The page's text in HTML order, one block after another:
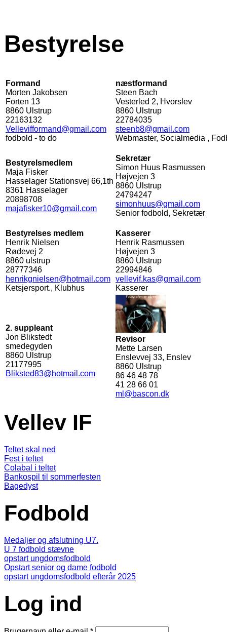
Bestyrelse
Formand
Morten Jakobsen
Forten 13
8860 Ulstrup
22163132
Vellevifformand@gmail.com
fodbold - to do
næstformand
Steen Bach
Vesterled 2, Hvorslev
8860 Ulstrup
22784035
steenb8@gmail.com
Webmaster, Socialmedia ,
Bestyrelsmedlem
Maja Fisker
Hasselager Stationsvej 66,1th
8361 Hasselager
20898708
majafisker10@gmail.com
Sekretær
Simon Huus Rasmussen
Højvejen 3
8860 Ulstrup
24794247
simonhuus@gmail.com
Senior fodbold, Sekretær
Bestyrelses medlem
Henrik Nielsen
Rødevej 2
8860 ulstrup
28777346
henrikgnielsen@hotmail.com
Ketsjersport., Klubhus
Kasserer
Henrik Rasmussen
Højvejen 3
8860 Ulstrup
22994846
vellevif.kas@gmail.com
Kasserer
2. suppleant
Jon Blikstedt
smedegyden
8860 Ulstrup
21177995
Bliksted83@hotmail.com
Revisor
Mette Larsen
Enslevvej 33, Enslev
8860 Ulstrup
86 46 48 78
41 28 66 01
ml@bascon.dk
Vellev IF
Teltet skal ned
Fest i teltet
Colabal i teltet
Bankospil til sommerfesten
Bagedyst
Fodbold
Medaljer og afslutning U7.
U 7 fodbold stævne
opstart ungdomsfodbold
Opstart senior og dame fodbold
opstart ungdomsfodbold efterår 2025
Log ind